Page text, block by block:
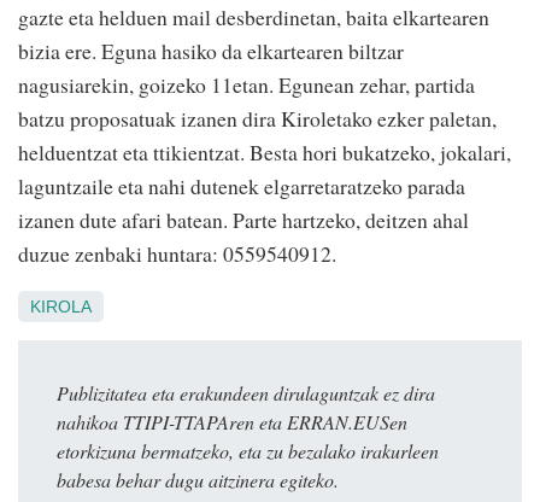
gazte eta helduen mail desberdinetan, baita elkartearen
bizia ere. Eguna hasiko da elkartearen biltzar
nagusiarekin, goizeko 11etan. Egunean zehar, partida
batzu proposatuak izanen dira Kiroletako ezker paletan,
helduentzat eta ttikientzat. Besta hori bukatzeko, jokalari,
laguntzaile eta nahi dutenek elgarretaratzeko parada
izanen dute afari batean. Parte hartzeko, deitzen ahal
duzue zenbaki huntara: 0559540912.
KIROLA
Publizitatea eta erakundeen dirulaguntzak ez dira
nahikoa TTIPI-TTAPAren eta ERRAN.EUSen
etorkizuna bermatzeko, eta zu bezalako irakurleen
babesa behar dugu aitzinera egiteko.